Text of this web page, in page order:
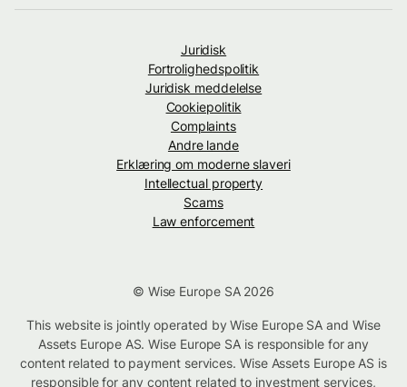
Juridisk
Fortrolighedspolitik
Juridisk meddelelse
Cookiepolitik
Complaints
Andre lande
Erklæring om moderne slaveri
Intellectual property
Scams
Law enforcement
© Wise Europe SA 2026
This website is jointly operated by Wise Europe SA and Wise
Assets Europe AS. Wise Europe SA is responsible for any
content related to payment services. Wise Assets Europe AS is
responsible for any content related to investment services,